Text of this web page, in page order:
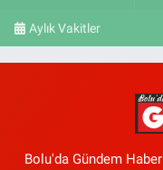
Aylık Vakitler
Bolu'da Gündem